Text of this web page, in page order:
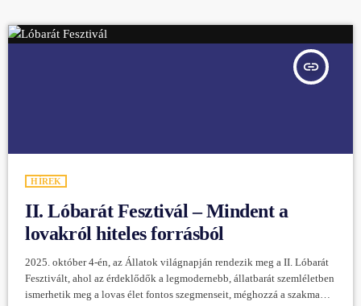
Stroffolino (gitár) valamint Adam Vass (basszusgitár) – megbirkózott a
[…]
insert_link
HÍREK
II. Lóbarát Fesztivál – Mindent a
lovakról hiteles forrásból
2025. október 4-én, az Állatok világnapján rendezik meg a II. Lóbarát
Fesztivált, ahol az érdeklődők a legmodernebb, állatbarát szemléletben
ismerhetik meg a lovas élet fontos szegmenseit, méghozzá a szakma